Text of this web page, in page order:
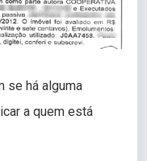
se há alguma
a quem está